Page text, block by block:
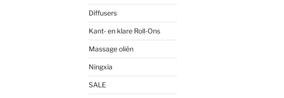
Diffusers
Kant- en klare Roll-Ons
Massage oliën
Ningxia
SALE